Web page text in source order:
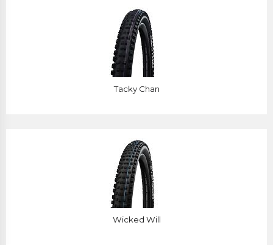
Tacky Chan
Wicked Will